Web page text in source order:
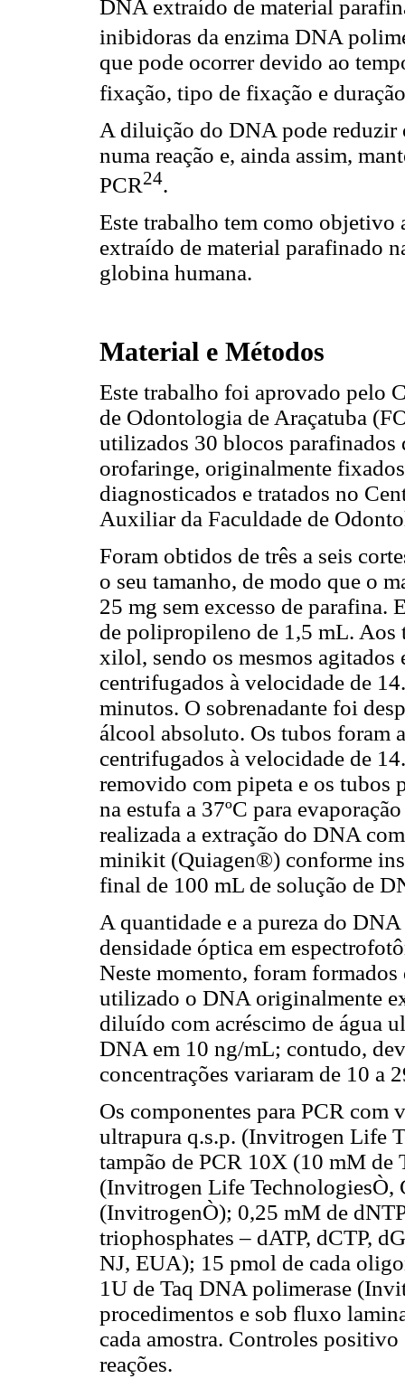
DNA extraído de material
inibidoras da enzima DNA
que pode ocorrer devido ao
fixação, tipo de fixação e
A diluição do DNA pode reduzir
numa reação e, ainda assim,
PCR24.
Este trabalho tem como
extraído de material parafinado
globina humana.
Material e Métodos
Este trabalho foi aprovado pelo
de Odontologia de Araçatuba
utilizados 30 blocos parafinados
orofaringe, originalmente
diagnosticados e tratados no
Auxiliar da Faculdade de
Foram obtidos de três a seis
o seu tamanho, de modo que o
25 mg sem excesso de parafina.
de polipropileno de 1,5 mL. Aos
xilol, sendo os mesmos
centrifugados à velocidade de
minutos. O sobrenadante foi
álcool absoluto. Os tubos foram
centrifugados à velocidade de
removido com pipeta e os tubos
na estufa a 37ºC para
realizada a extração do DNA
minikit (Quiagen®) conforme
final de 100 mL de solução de
A quantidade e a pureza do
densidade óptica em
Neste momento, foram
utilizado o DNA originalmente
diluído com acréscimo de água
DNA em 10 ng/mL; contudo,
concentrações variaram de 10 a
Os componentes para PCR
ultrapura q.s.p. (Invitrogen Life
tampão de PCR 10X (10 mM
(Invitrogen Life
(InvitrogenÒ); 0,25 mM de
triophosphates – dATP, dCTP,
NJ, EUA); 15 pmol de cada
1U de Taq DNA polimerase
procedimentos e sob fluxo
cada amostra. Controles
reações.